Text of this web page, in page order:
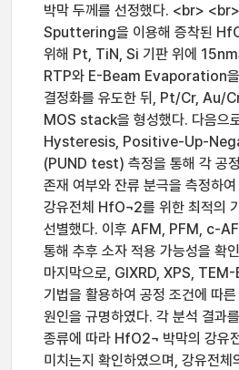
박막 두께를 선정했다. <br>
Sputtering을 이용해 증착된
위해 Pt, TiN, Si 기판 위에
RTP와 E-Beam Evaporation을
결정화를 유도한 뒤, Pt/Cr, Au/
MOS stack을 형성했다. 다음
Hysteresis, Positive-Up-
(PUND test) 측정을 통해 각 공
존재 여부와 잔류 분극을 측정하
강유전체 HfO¬2를 위한 최적의
선별했다. 이후 AFM, PFM, c-
통해 추후 소자 적용 가능성을
마지막으로, GIXRD, XPS, TEM-
기법을 활용하여 공정 조건에 따
원인을 규명하였다. 각 분석 결과
종류에 따라 HfO2¬ 박막의 강유
미치는지 확인하였으며, 강유전